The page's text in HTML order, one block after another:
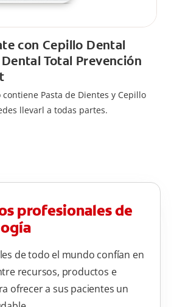
con Cepillo Dental
Total Prevención
Pasta de Dientes y Cepillo
llevarl a todas partes.
profesionales de
de todo el mundo confían en
recursos, productos e
ofrecer a sus pacientes un